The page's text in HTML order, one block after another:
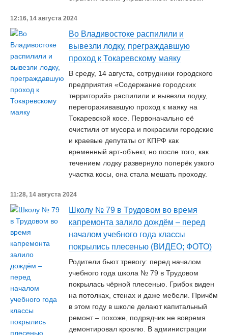
12:16, 14 августа 2024
Во Владивостоке распилили и
вывезли лодку, преграждавшую
проход к Токаревскому маяку
В среду, 14 августа, сотрудники городского
предприятия «Содержание городских
территорий» распилили и вывезли лодку,
перегораживавшую проход к маяку на
Токаревской косе. Первоначально её
очистили от мусора и покрасили городские
и краевые депутаты от КПРФ как
временный арт-объект, но после того, как
течением лодку развернуло поперёк узкого
участка косы, она стала мешать проходу.
11:28, 14 августа 2024
Школу № 79 в Трудовом во время
капремонта залило дождём – перед
началом учебного года классы
покрылись плесенью (ВИДЕО; ФОТО)
Родители бьют тревогу: перед началом
учебного года школа № 79 в Трудовом
покрылась чёрной плесенью. Грибок виден
на потолках, стенах и даже мебели. Причём
в этом году в школе делают капитальный
ремонт – похоже, подрядчик не вовремя
демонтировал кровлю. В администрации